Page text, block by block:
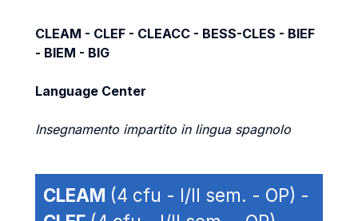
CLEAM - CLEF - CLEACC - BESS-CLES - BIEF
- BIEM - BIG
Language Center
Insegnamento impartito in lingua spagnolo
CLEAM (4 cfu - I/II sem. - OP) -